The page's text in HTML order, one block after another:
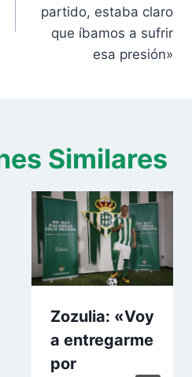
partido, estaba claro
que íbamos a sufrir
esa presión»
Similares
Zozulia: «Voy
a entregarme
por